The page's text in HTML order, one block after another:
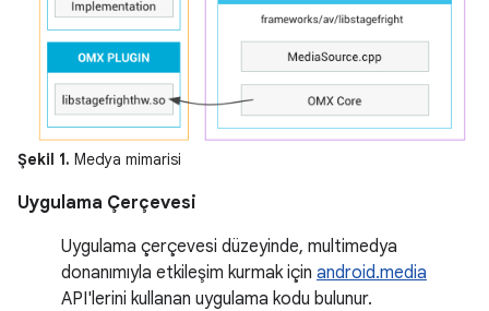
Şekil 1. Medya mimarisi
Uygulama Çerçevesi
Uygulama çerçevesi düzeyinde, multimedya
donanımıyla etkileşim kurmak için android.media
API'lerini kullanan uygulama kodu bulunur.